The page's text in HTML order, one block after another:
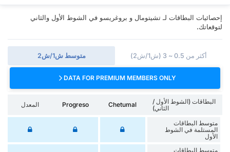
إحصائيات البطاقات لـ تشيتومال و بروغريسو في الشوط الأول والثاني
لتوقعاتك.
متوسط ش1/ش2 أكثر من 0.5 ~ 3 (ش1/ش2)
DATA FOR PREMIUM MEMBERS ONLY
البطاقات (الشوط الأول /
الثاني)
Chetumal
Progreso المعدل
متوسط البطاقات
المستلمة في الشوط
الأول
متوسط البطاقات